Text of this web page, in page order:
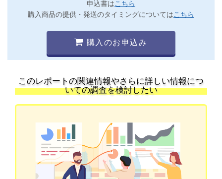
申込書はこちら
購入商品の提供・発送のタイミングについてはこちら
購入のお申込み
このレポートの関連情報やさらに詳しい情報につ
いての調査を検討したい